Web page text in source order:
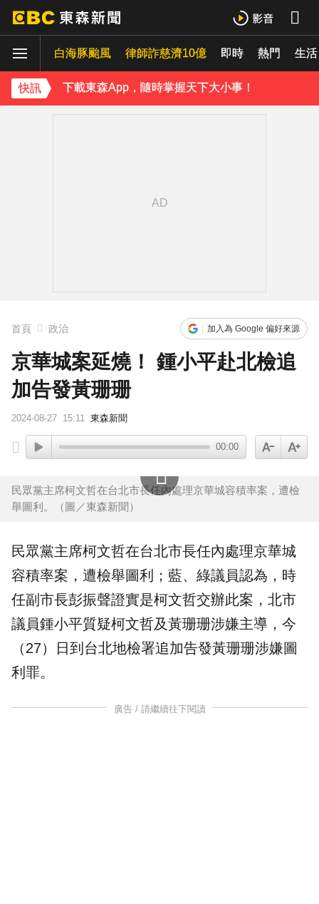
白海豚颱風 律師詐慈濟10億 即時 熱門 生活
快訊
下載東森App，隨時掌握天下大小事！
內政部向憲法法庭遞狀 聲請解散統促黨
首頁 政治 加入為 Google 偏好來源
京華城案延燒！ 鍾小平赴北檢追
加告發黃珊珊
2024-08-27 15:11 東森新聞
00:00
民眾黨主席柯文哲在台北市長任內處理京華城容積率案，遭檢
舉圖利。（圖／東森新聞）
民眾黨主席柯文哲在台北市長任內處理京華城
容積率案，遭檢舉圖利；藍、綠議員認為，時
任副市長彭振聲證實是柯文哲交辦此案，北市
議員鍾小平質疑柯文哲及黃珊珊涉嫌主導，今
（27）日到台北地檢署追加告發黃珊珊涉嫌圖
利罪。
廣告 / 請繼續往下閱讀